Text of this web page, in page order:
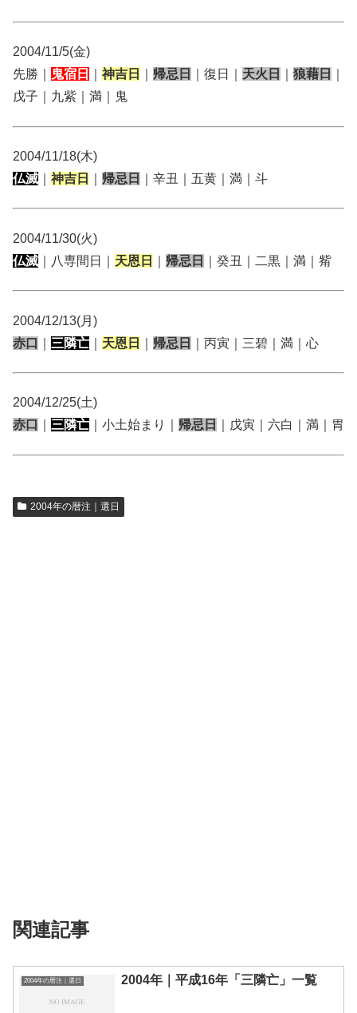
2004/11/5(金)
先勝｜
鬼宿日 神吉日 帰忌日 ｜復日｜ 天火日 狼藉日
戊子｜九紫｜満｜鬼
2004/11/18(木)
仏滅
神吉日 帰忌日 ｜辛丑｜五黄｜満｜斗
2004/11/30(火)
仏滅 ｜八専間日｜ 天恩日 帰忌日 ｜癸丑｜二黒｜満｜觜
2004/12/13(月)
赤口
三隣亡 天恩日 帰忌日 ｜丙寅｜三碧｜満｜心
2004/12/25(土)
赤口
三隣亡 ｜小土始まり｜ 帰忌日 ｜戊寅｜六白｜満｜胃
2004年の暦注｜選日
関連記事
2004年の暦注｜選日 2004年｜平成16年「三隣亡」一覧